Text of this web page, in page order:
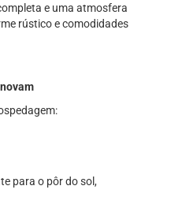
e uma atmosfera
rústico e comodidades
para o pôr do sol,